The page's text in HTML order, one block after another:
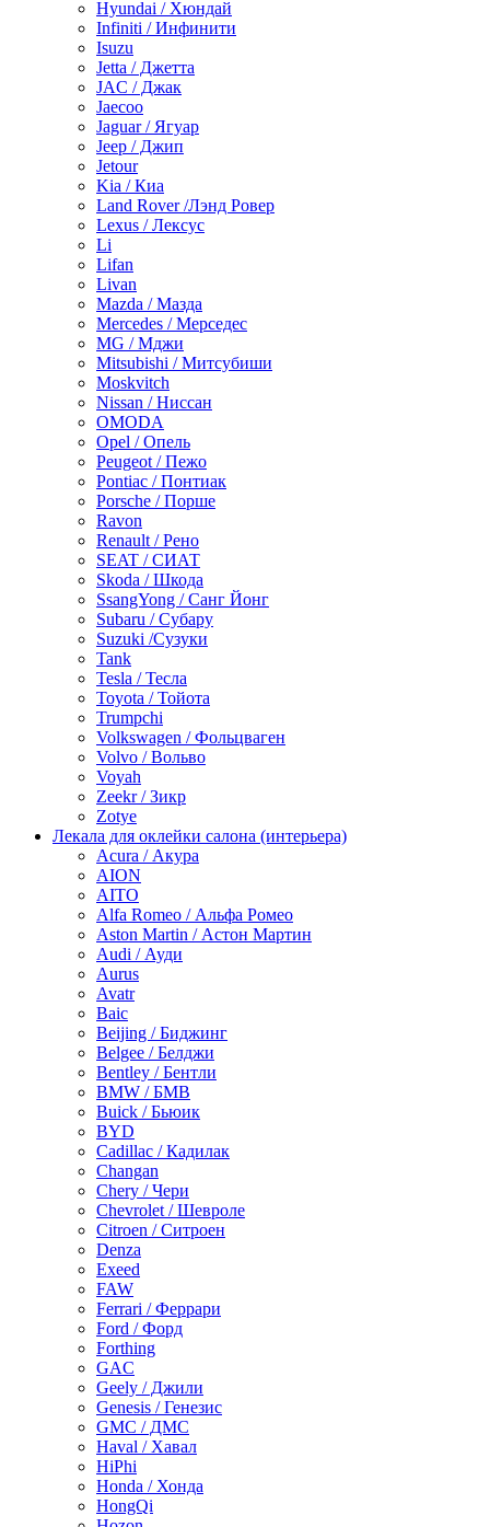
Hyundai / Хюндай
Infiniti / Инфинити
Isuzu
Jetta / Джетта
JAC / Джак
Jaecoo
Jaguar / Ягуар
Jeep / Джип
Jetour
Kia / Киа
Land Rover /Лэнд Ровер
Lexus / Лексус
Li
Lifan
Livan
Mazda / Мазда
Mercedes / Мерседес
MG / Мджи
Mitsubishi / Митсубиши
Moskvitch
Nissan / Ниссан
OMODA
Opel / Опель
Peugeot / Пежо
Pontiac / Понтиак
Porsche / Порше
Ravon
Renault / Рено
SEAT / СИАТ
Skoda / Шкода
SsangYong / Санг Йонг
Subaru / Субару
Suzuki /Сузуки
Tank
Tesla / Тесла
Toyota / Тойота
Trumpchi
Volkswagen / Фольцваген
Volvo / Вольво
Voyah
Zeekr / Зикр
Zotye
Лекала для оклейки салона (интерьера)
Acura / Акура
AION
AITO
Alfa Romeo / Альфа Ромео
Aston Martin / Астон Мартин
Audi / Ауди
Aurus
Avatr
Baic
Beijing / Биджинг
Belgee / Белджи
Bentley / Бентли
BMW / БМВ
Buick / Бьюик
BYD
Cadillac / Кадилак
Changan
Chery / Чери
Chevrolet / Шевроле
Citroen / Ситроен
Denza
Exeed
FAW
Ferrari / Феррари
Ford / Форд
Forthing
GAC
Geely / Джили
Genesis / Генезис
GMC / ДМС
Haval / Хавал
HiPhi
Honda / Хонда
HongQi